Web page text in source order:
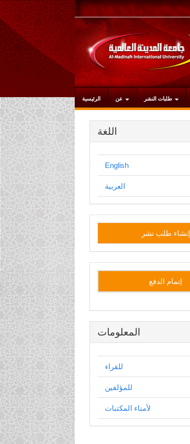
التنقل
الرئيسي
المحتوى
الرئيسي
الشريط
الجانبي
الرئيسية عن
اللغة
English
العربية
إنشاء
طلب
نشر
إنشاء طلب نشر
إتمام الدفع
المعلومات
للقراء
للمؤلفين
لأمناء المكتبات